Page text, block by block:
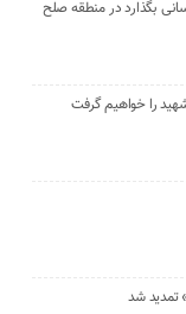
بگذارد در منطقه صلح
را خواهیم گرفت
تمدید شد